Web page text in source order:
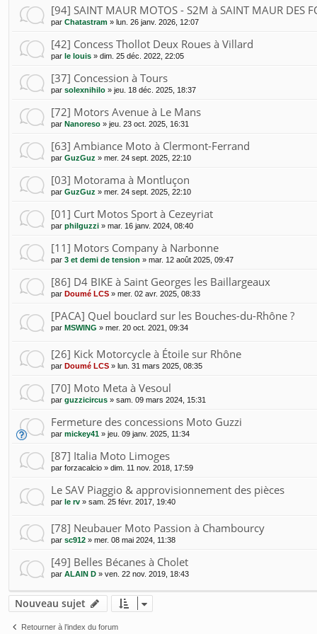
[94] SAINT MAUR MOTOS - S2M à SAINT MAUR DES
par Chatastram » lun. 26 janv. 2026, 12:07
[42] Concess Thollot Deux Roues à Villard
par le louis » dim. 25 déc. 2022, 22:05
[37] Concession à Tours
par solexnihilo » jeu. 18 déc. 2025, 18:37
[72] Motors Avenue à Le Mans
par Nanoreso » jeu. 23 oct. 2025, 16:31
[63] Ambiance Moto à Clermont-Ferrand
par GuzGuz » mer. 24 sept. 2025, 22:10
[03] Motorama à Montluçon
par GuzGuz » mer. 24 sept. 2025, 22:10
[01] Curt Motos Sport à Cezeyriat
par philguzzi » mar. 16 janv. 2024, 08:40
[11] Motors Company à Narbonne
par 3 et demi de tension » mar. 12 août 2025, 09:47
[86] D4 BIKE à Saint Georges les Baillargeaux
par Doumé LCS » mer. 02 avr. 2025, 08:33
[PACA] Quel bouclard sur les Bouches-du-Rhône ?
par MSWING » mer. 20 oct. 2021, 09:34
[26] Kick Motorcycle à Étoile sur Rhône
par Doumé LCS » lun. 31 mars 2025, 08:35
[70] Moto Meta à Vesoul
par guzzicircus » sam. 09 mars 2024, 15:31
Fermeture des concessions Moto Guzzi
par mickey41 » jeu. 09 janv. 2025, 11:34
[87] Italia Moto Limoges
par forzacalcio » dim. 11 nov. 2018, 17:59
Le SAV Piaggio & approvisionnement des pièces
par le rv » sam. 25 févr. 2017, 19:40
[78] Neubauer Moto Passion à Chambourcy
par sc912 » mer. 08 mai 2024, 11:38
[49] Belles Bécanes à Cholet
par ALAIN D » ven. 22 nov. 2019, 18:43
Nouveau sujet
Retourner à l’index du forum